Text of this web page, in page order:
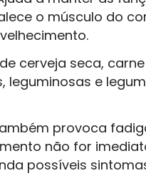
o músculo do
cerveja seca,
leguminosas e
provoca
não for
possíveis